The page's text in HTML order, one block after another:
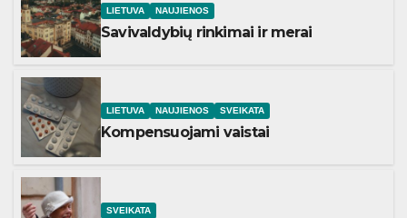
LIETUVA NAUJIENOS
Savivaldybių rinkimai ir merai
LIETUVA NAUJIENOS SVEIKATA
Kompensuojami vaistai
SVEIKATA